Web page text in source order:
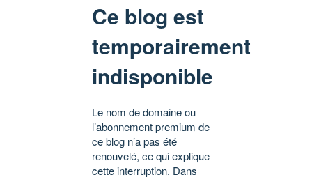
Ce blog est
temporairement
indisponible
Le nom de domaine ou
l’abonnement premium de
ce blog n’a pas été
renouvelé, ce qui explique
cette interruption. Dans